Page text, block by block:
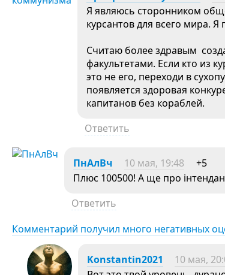
Я являюсь сторонником
курсантов для всего мира.
Считаю более здравым
факультетами. Если кто из
это не его, переходи в
появляется здоровая
капитанов без кораблей.
Ответить
ПнАлВч 10 мая, 19:48
+5
Плюс 100500! А ще про
Ответить
Комментарий получил много негативных
Konstantin2021 10 мая,